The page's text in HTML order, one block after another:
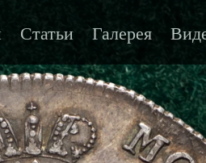
Статьи Галерея